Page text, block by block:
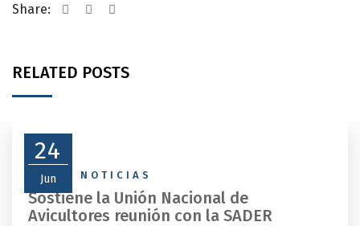
Share:
RELATED POSTS
24
Jun
NEWS NOTICIAS
Sostiene la Unión Nacional de
Avicultores reunión con la SADER